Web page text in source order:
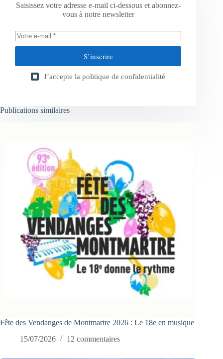
Saisissez votre adresse e-mail ci-dessous et abonnez-
vous à notre newsletter
S’inscrire
J’accepte la politique de confidentialité
Publications similaires
Fête des Vendanges de Montmartre 2026 : Le 18e en musique
15/07/2026
12 commentaires